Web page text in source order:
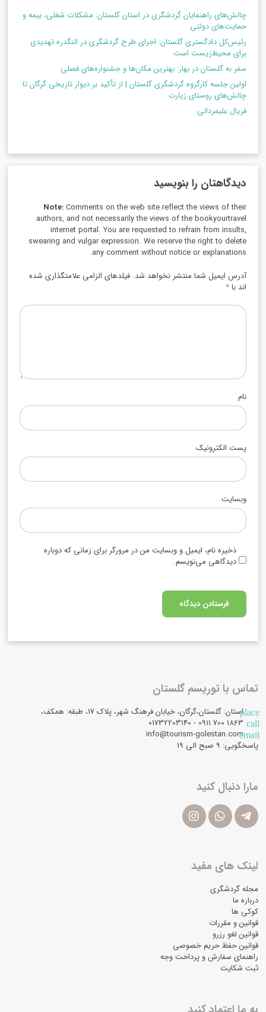
چالش‌های راهنمایان گردشگری در استان گلستان: مشکلات شغلی، بیمه و
حمایت‌های دولتی
رئیس‌کل دادگستری گلستان: اجرای طرح گردشگری در النگدره تهدیدی
برای محیط‌زیست است
سفر به گلستان در بهار: بهترین مکان‌ها و جشنواره‌های فصلی
اولین جلسه کارگروه گردشگری گلستان | از تأکید بر دیوار تاریخی گرگان تا
چالش‌های روستای زیارت
فریال علیمردانی
دیدگاهتان را بنویسید
Note:Comments on the web site reflect the views of their
authors, and not necessarily the views of the bookyourtravel
internet portal. You are requested to refrain from insults,
swearing and vulgar expression. We reserve the right to delete
any comment without notice or explanations.
آدرس ایمیل شما منتشر نخواهد شد. فیلدهای الزامی علامتگذاری شده
اند با*
نام
پست الکترونیک
وبسایت
ذخیره نام، ایمیل و وبسایت من در مرورگر برای زمانی که دوباره
دیدگاهی می‌نویسم.
تماس با توریسم گلستان
placeاستان: گلستان،گرگان، خیابان فرهنگ شهر، پلاک 17، طبقه: همکف،
call
email
info@tourism-golestan.com
پاسخگویی: ۹ صبح الی 19
مارا دنبال کنید
لینک های مفید
مجله گردشگری
درباره ما
کوکی ها
قوانین و مقررات
قوانین لغو رزرو
قوانین حفظ حریم خصوصی
راهنمای سفارش و پرداخت وجه
ثبت شکایت